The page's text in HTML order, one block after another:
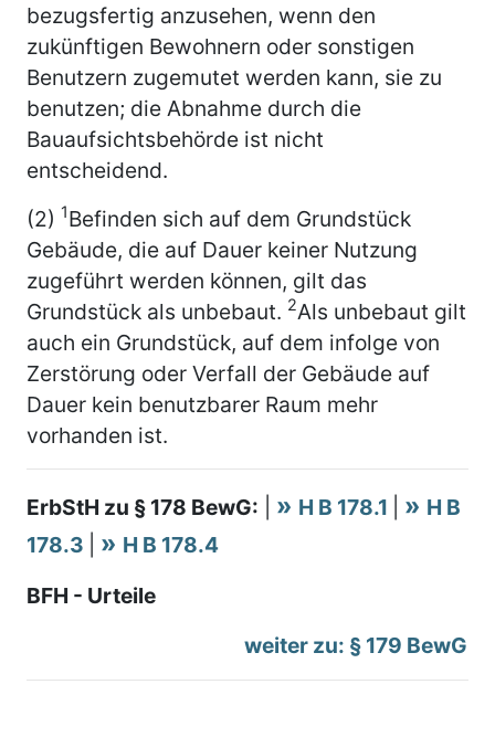
bezugsfertig anzusehen, wenn den
zukünftigen Bewohnern oder sonstigen
Benutzern zugemutet werden kann, sie zu
benutzen; die Abnahme durch die
Bauaufsichtsbehörde ist nicht
entscheidend.
(2) 1Befinden sich auf dem Grundstück
Gebäude, die auf Dauer keiner Nutzung
zugeführt werden können, gilt das
Grundstück als unbebaut. 2Als unbebaut gilt
auch ein Grundstück, auf dem infolge von
Zerstörung oder Verfall der Gebäude auf
Dauer kein benutzbarer Raum mehr
vorhanden ist.
ErbStH zu § 178 BewG: H B 178.1
H B
178.3
H B 178.4
BFH - Urteile
weiter zu: § 179 BewG